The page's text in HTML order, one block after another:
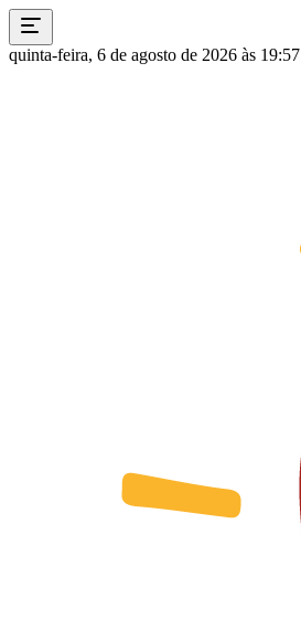
quinta-feira, 6 de agosto de 2026 às 19:57